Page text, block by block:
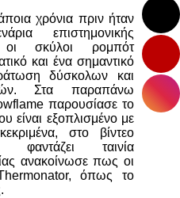
χρόνια πριν ήταν
επιστημονικής
σκύλοι ρομπότ
και ένα σημαντικό
δύσκολων και
Στα παραπάνω
παρουσίασε το
είναι εξοπλισμένο με
στο βίντεο
ταινία
ανακοίνωσε πως οι
όπως το